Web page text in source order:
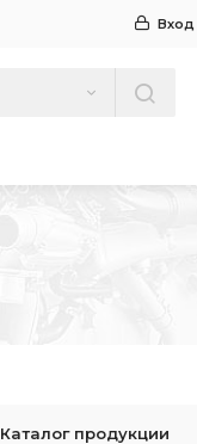
Вход
Каталог продукции